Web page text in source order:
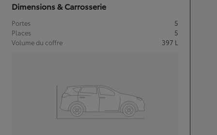
Dimensions & Carrosserie
Portes
5
Places
5
Volume du coffre
397 L